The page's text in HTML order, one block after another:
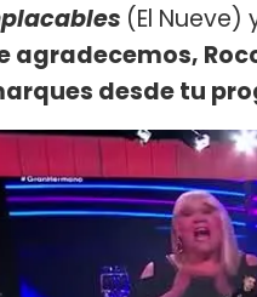
(El Nueve)
agradecemos,
desde tu